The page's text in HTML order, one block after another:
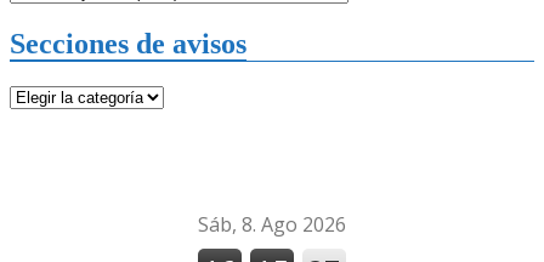
Secciones de avisos
Secciones